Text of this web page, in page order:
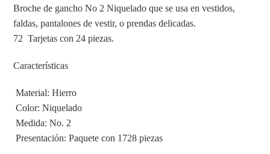
Broche de gancho No 2 Niquelado que se usa en vestidos,
faldas, pantalones de vestir, o prendas delicadas.
72 Tarjetas con 24 piezas.
Características
 Material: Hierro
 Color: Niquelado
 Medida: No. 2
 Presentación: Paquete con 1728 piezas